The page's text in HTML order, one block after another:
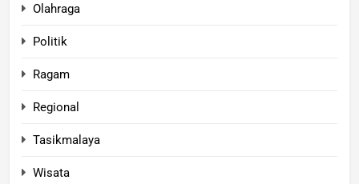
Olahraga
Politik
Ragam
Regional
Tasikmalaya
Wisata